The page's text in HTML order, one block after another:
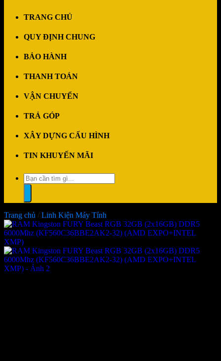
TRANG CHỦ
QUY ĐỊNH CHUNG
BẢO HÀNH
THANH TOÁN
VẬN CHUYỂN
TRẢ GÓP
XÂY DỰNG CẤU HÌNH
TIN KHUYẾN MÃI
Tìm
kiếm:
Trang chủ / Linh Kiện Máy Tính